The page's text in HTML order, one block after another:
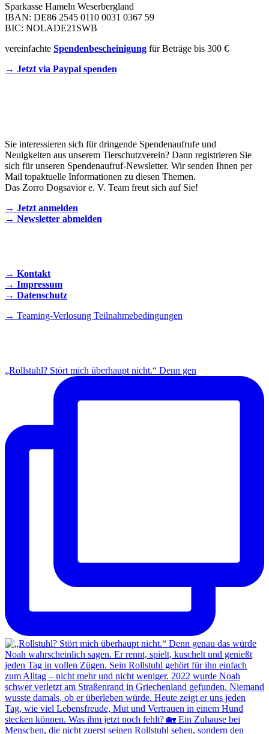
Sparkasse Hameln Weserbergland
IBAN: DE86 2545 0110 0031 0367 59
BIC: NOLADE21SWB
vereinfachte Spendenbescheinigung für Beträge bis 300 €
→ Jetzt via Paypal spenden
Sie interessieren sich für dringende Spendenaufrufe und
Neuigkeiten aus unserem Tierschutzverein? Dann registrieren Sie
sich für unseren Spendenaufruf-Newsletter. Wir senden Ihnen per
Mail topaktuelle Informationen zu diesen Themen.
Das Zorro Dogsavior e. V. Team freut sich auf Sie!
→ Jetzt anmelden
→ Newsletter abmelden
→ Kontakt
→ Impressum
→ Datenschutz
→ Teaming-Verlosung Teilnahmebedingungen
„Rollstuhl? Stört mich überhaupt nicht.“ Denn gen